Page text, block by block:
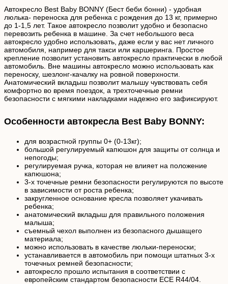
Автокресло Best Baby BONNY (Бест беби бонни) - удобная
люлька- переноска для ребенка с рождения до 13 кг, примерно
до 1-1,5 лет. Такое автокресло позволит удобно и безопасно
перевозить ребенка в машине. За счет небольшого веса
автокресло удобно использовать, даже если у вас нет личного
автомобиля, например для такси или каршеринга. Простое
крепление позволит установить автокресло практически в любой
автомобиль. Вне машины автокресло можно использовать как
переноску, шезлонг-качалку на ровной поверхности.
Анатомический вкладыш позволит малышу чувствовать себя
комфортно во время поездок, а трехточечные ремни
безопасности с мягкими накладками надежно его зафиксируют.
Особенности автокресла Best Baby BONNY:
для возрастной группы 0+ (0-13кг);
большой регулируемый капюшон для защиты от солнца и
непогоды;
регулируемая ручка, которая не влияет на положение
капюшона;
3-х точечные ремни безопасности регулируются по высоте
в зависимости от роста ребенка;
закругленное основание кресла позволяет укачивать
ребенка;
анатомический вкладыш для правильного положения
малыша;
съемный чехол выполнен из безопасного дышащего
материала;
можно использовать в качестве люльки-переноски;
устанавливается в автомобиль при помощи штатных 3-х
точечных ремней безопасности;
автокресло прошло испытания в соответствии с
европейским стандартом безопасности ECE R44/04.